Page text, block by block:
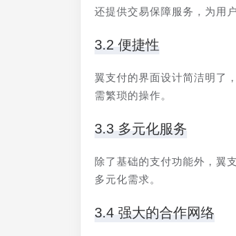
还提供交易保障服务，为用
3.2 便捷性
翼支付的界面设计简洁明了
需繁琐的操作。
3.3 多元化服务
除了基础的支付功能外，翼
多元化需求。
3.4 强大的合作网络